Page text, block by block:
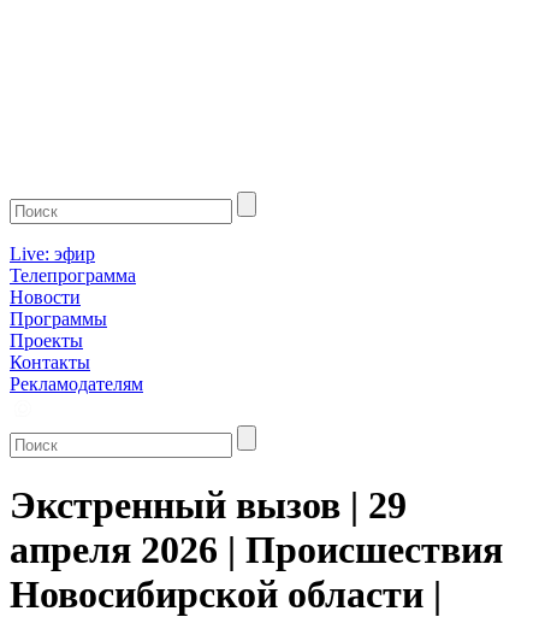
Live: эфир
Телепрограмма
Новости
Программы
Проекты
Контакты
Рекламодателям
Экстренный вызов | 29
апреля 2026 | Происшествия
Новосибирской области |